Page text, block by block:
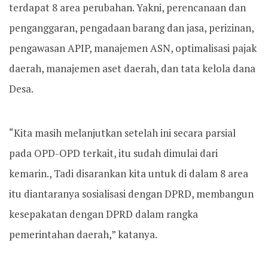
terdapat 8 area perubahan. Yakni, perencanaan dan
penganggaran, pengadaan barang dan jasa, perizinan,
pengawasan APIP, manajemen ASN, optimalisasi pajak
daerah, manajemen aset daerah, dan tata kelola dana
Desa.
“Kita masih melanjutkan setelah ini secara parsial
pada OPD-OPD terkait, itu sudah dimulai dari
kemarin., Tadi disarankan kita untuk di dalam 8 area
itu diantaranya sosialisasi dengan DPRD, membangun
kesepakatan dengan DPRD dalam rangka
pemerintahan daerah,” katanya.